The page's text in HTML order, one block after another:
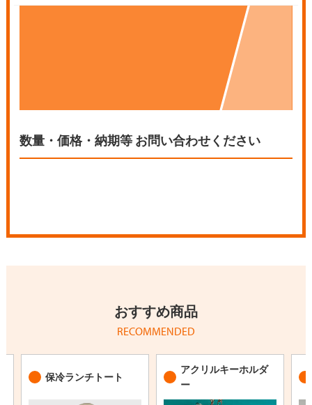
おすすめ商品
RECOMMENDED
保冷ランチトート
アクリルキーホルダ
ー